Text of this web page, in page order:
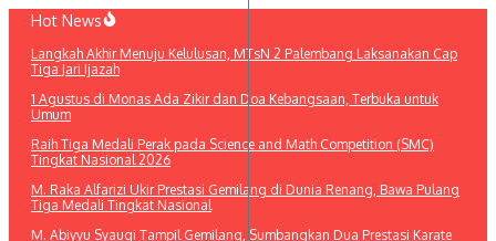
Lewati
konten
Hot News
Langkah Akhir Menuju Kelulusan, MTsN 2 Palembang Laksanakan Cap
Tiga Jari Ijazah
1 Agustus di Monas Ada Zikir dan Doa Kebangsaan, Terbuka untuk
Umum
Raih Tiga Medali Perak pada Science and Math Competition (SMC)
Tingkat Nasional 2026
M. Raka Alfarizi Ukir Prestasi Gemilang di Dunia Renang, Bawa Pulang
Tiga Medali Tingkat Nasional
M. Abiyyu Syauqi Tampil Gemilang, Sumbangkan Dua Prestasi Karate